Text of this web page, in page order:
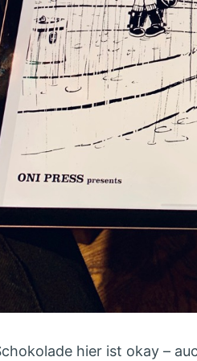
hier ist okay –